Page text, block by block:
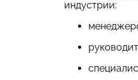
индустрии: